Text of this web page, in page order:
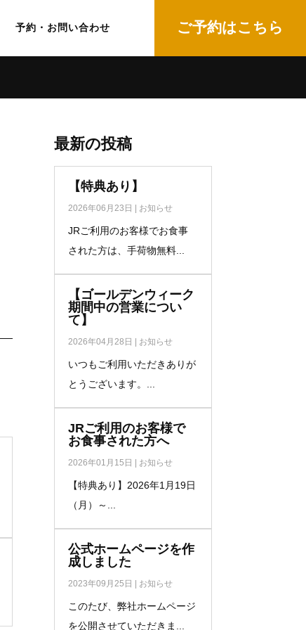
予約・お問い合わせ ご予約はこちら
最新の投稿
【特典あり】
2026年06月23日 | お知らせ
JRご利用のお客様でお食事
された方は、手荷物無料...
【ゴールデンウィーク
期間中の営業につい
て】
2026年04月28日 | お知らせ
いつもご利用いただきありが
とうございます。...
JRご利用のお客様で
お食事された方へ
2026年01月15日 | お知らせ
【特典あり】2026年1月19日
（月）～...
公式ホームページを作
成しました
2023年09月25日 | お知らせ
このたび、弊社ホームページ
を公開させていただきま...